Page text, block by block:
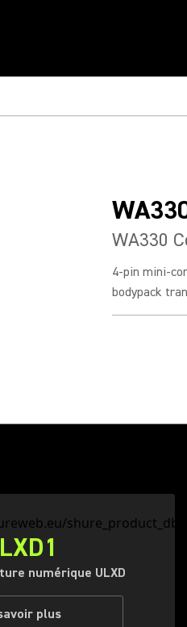
WA330
4-pin mini-
bodypack
numérique ULXD
plus